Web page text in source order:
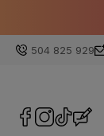
504 825 929